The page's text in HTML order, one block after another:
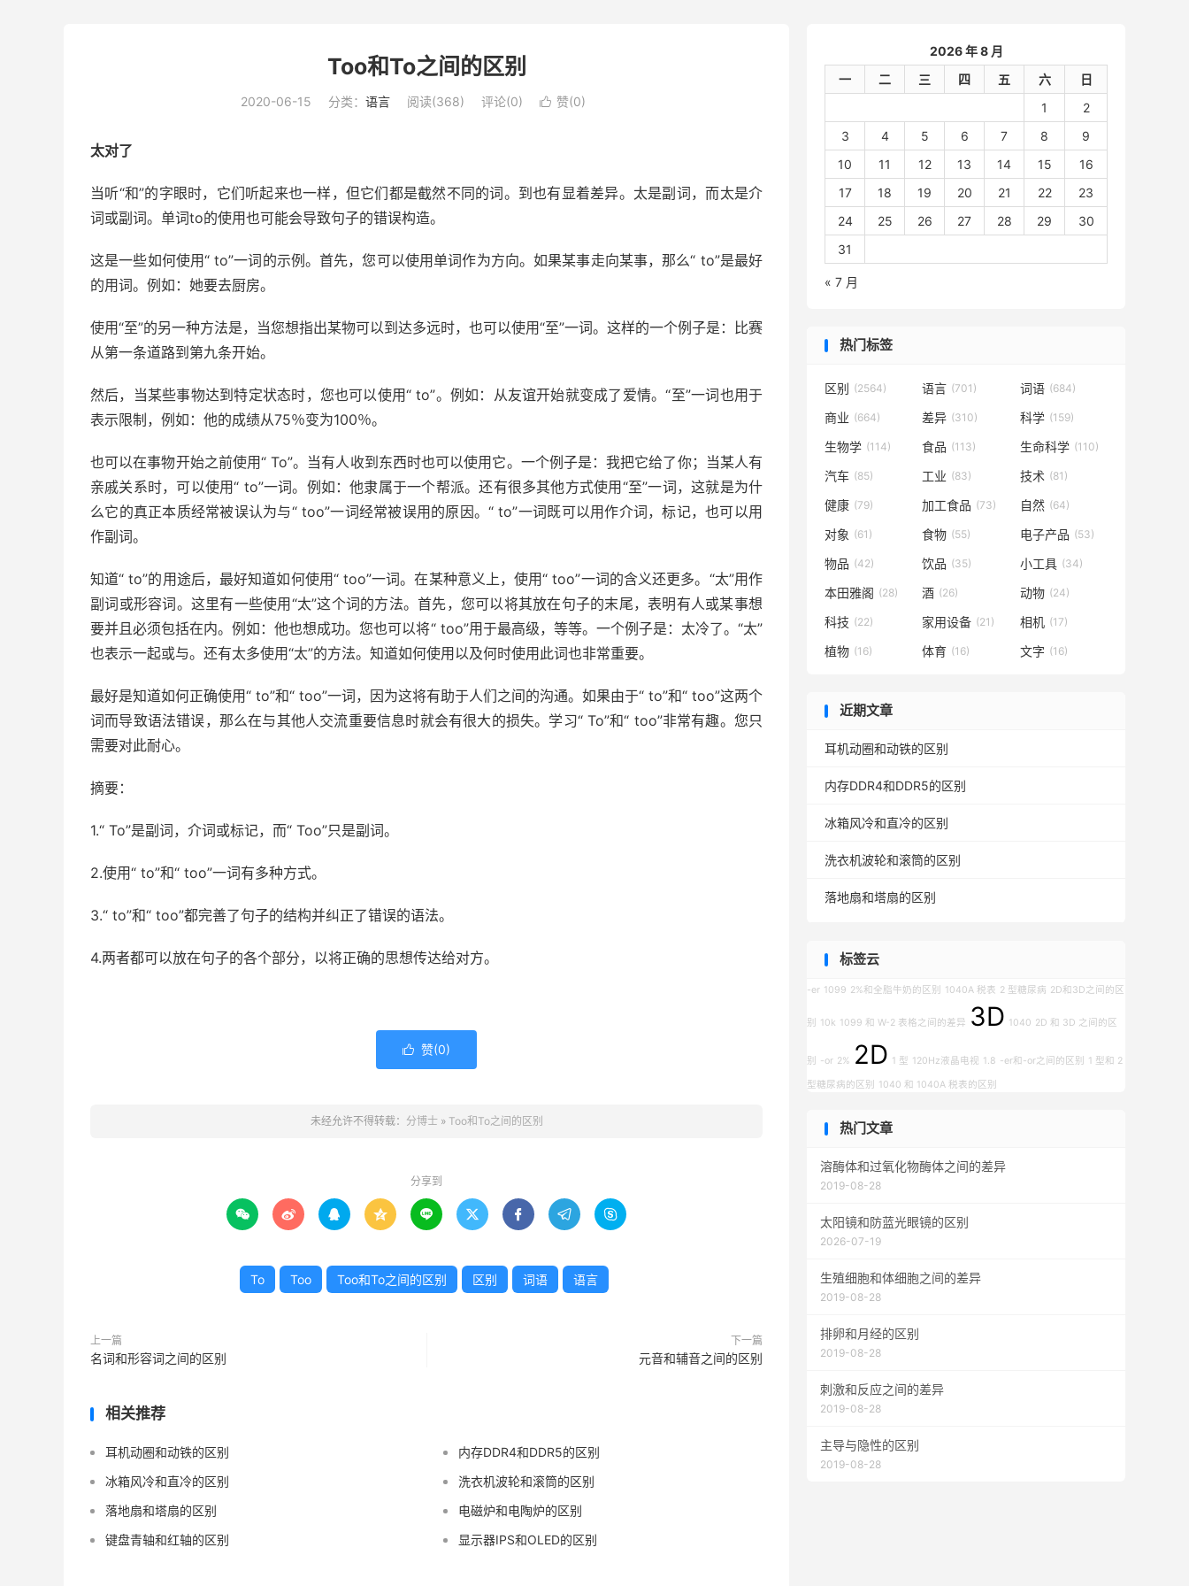
Too和To之间的区别
2020-06-15 分类： 语言 阅读(368) 评论(0)  赞(0)
太对了
当听“和”的字眼时，它们听起来也一样，但它们都是截然不同的词。到也有显着差异。太是副词，而太是介
词或副词。单词to的使用也可能会导致句子的错误构造。
这是一些如何使用“ to”一词的示例。首先，您可以使用单词作为方向。如果某事走向某事，那么“ to”是最好
的用词。例如：她要去厨房。
使用“至”的另一种方法是，当您想指出某物可以到达多远时，也可以使用“至”一词。这样的一个例子是：比赛
从第一条道路到第九条开始。
然后，当某些事物达到特定状态时，您也可以使用“ to”。例如：从友谊开始就变成了爱情。“至”一词也用于
表示限制，例如：他的成绩从75％变为100％。
也可以在事物开始之前使用“ To”。当有人收到东西时也可以使用它。一个例子是：我把它给了你；当某人有
亲戚关系时，可以使用“ to”一词。例如：他隶属于一个帮派。还有很多其他方式使用“至”一词，这就是为什
么它的真正本质经常被误认为与“ too”一词经常被误用的原因。“ to”一词既可以用作介词，标记，也可以用
作副词。
知道“ to”的用途后，最好知道如何使用“ too”一词。在某种意义上，使用“ too”一词的含义还更多。“太”用作
副词或形容词。这里有一些使用“太”这个词的方法。首先，您可以将其放在句子的末尾，表明有人或某事想
要并且必须包括在内。例如：他也想成功。您也可以将“ too”用于最高级，等等。一个例子是：太冷了。“太”
也表示一起或与。还有太多使用“太”的方法。知道如何使用以及何时使用此词也非常重要。
最好是知道如何正确使用“ to”和“ too”一词，因为这将有助于人们之间的沟通。如果由于“ to”和“ too”这两个
词而导致语法错误，那么在与其他人交流重要信息时就会有很大的损失。学习“ To”和“ too”非常有趣。您只
需要对此耐心。
摘要：
1.“ To”是副词，介词或标记，而“ Too”只是副词。
2.使用“ to”和“ too”一词有多种方式。
3.“ to”和“ too”都完善了句子的结构并纠正了错误的语法。
4.两者都可以放在句子的各个部分，以将正确的思想传达给对方。
 赞(0)
未经允许不得转载： 分博士» Too和To之间的区别
分享到
        
To Too Too和To之间的区别 区别 词语 语言
上一篇
名词和形容词之间的区别
下一篇
元音和辅音之间的区别
相关推荐
耳机动圈和动铁的区别
内存DDR4和DDR5的区别
冰箱风冷和直冷的区别
洗衣机波轮和滚筒的区别
落地扇和塔扇的区别
电磁炉和电陶炉的区别
键盘青轴和红轴的区别
显示器IPS和OLED的区别
2026 年 8 月
一
二 三 四 五 六
日
1
2
3
4 5 6 7 8
9
10
11 12 13 14 15
16
17
18 19 20 21 22
23
24
25 26 27 28 29
30
31
« 7 月
热门标签
区别 (2564) 语言 (701) 词语 (684)
商业 (664) 差异 (310) 科学 (159)
生物学 (114) 食品 (113) 生命科学 (110)
汽车 (85) 工业 (83) 技术 (81)
健康 (79) 加工食品 (73) 自然 (64)
对象 (61) 食物 (55) 电子产品 (53)
物品 (42) 饮品 (35) 小工具 (34)
本田雅阁 (28) 酒 (26) 动物 (24)
科技 (22) 家用设备 (21) 相机 (17)
植物 (16) 体育 (16) 文字 (16)
近期文章
耳机动圈和动铁的区别
内存DDR4和DDR5的区别
冰箱风冷和直冷的区别
洗衣机波轮和滚筒的区别
落地扇和塔扇的区别
标签云
-er 1099 2%和全脂牛奶的区别 1040A 税表 2 型糖尿病 2D和3D之间的区
别 10k 1099 和 W-2 表格之间的差异 3D 1040 2D 和 3D 之间的区
别 -or 2% 2D 1 型 120Hz液晶电视 1.8 -er和-or之间的区别 1 型和 2
型糖尿病的区别 1040 和 1040A 税表的区别
热门文章
溶酶体和过氧化物酶体之间的差异
2019-08-28
太阳镜和防蓝光眼镜的区别
2026-07-19
生殖细胞和体细胞之间的差异
2019-08-28
排卵和月经的区别
2019-08-28
刺激和反应之间的差异
2019-08-28
主导与隐性的区别
2019-08-28